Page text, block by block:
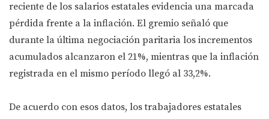
reciente de los salarios estatales evidencia una marcada
pérdida frente a la inflación. El gremio señaló que
durante la última negociación paritaria los incrementos
acumulados alcanzaron el 21%, mientras que la inflación
registrada en el mismo período llegó al 33,2%.
De acuerdo con esos datos, los trabajadores estatales